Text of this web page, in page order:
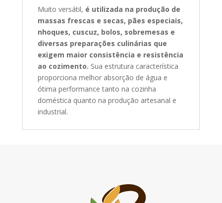
Muito versátil, é utilizada na produção de
massas frescas e secas, pães especiais,
nhoques, cuscuz, bolos, sobremesas e
diversas preparações culinárias que
exigem maior consistência e resistência
ao cozimento. Sua estrutura característica
proporciona melhor absorção de água e
ótima performance tanto na cozinha
doméstica quanto na produção artesanal e
industrial.